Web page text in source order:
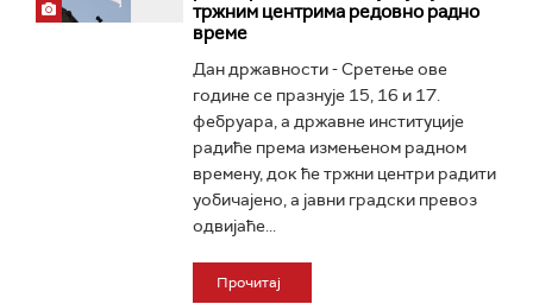
тржним центрима редовно радно
време
Дан државности - Сретење ове
године се празнује 15, 16 и 17.
фебруара, а државне институције
радиће према измењеном радном
времену, док ће тржни центри радити
уобичајено, а јавни градски превоз
одвијаће...
Прочитај